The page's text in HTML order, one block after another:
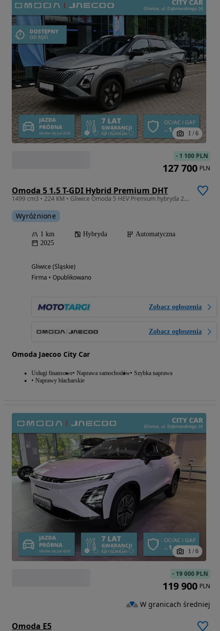
1 / 6
Omoda 5 1.5 T-GDI Hybrid Premium DHT
1499 cm3 • 224 KM • Gliwice Omoda 5 HEV Premium hybryda 224KM od ręki różne lakiery
Wyróżnione
1 km Hybryda
Automatyczna
2025
Gliwice (Śląskie)
Firma • Opublikowano
Zobacz ogłoszenia
Zobacz ogłoszenia
Omoda Jaecoo City Car
Usługi finansowe Naprawa samochodów Szybka naprawa
Naprawy blacharskie
- 1 100 PLN
127 700 PLN
1 / 6
Omoda E5
- 19 000 PLN
119 900 PLN
W granicach średniej